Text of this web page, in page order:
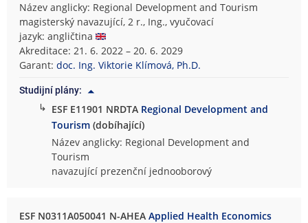
Název anglicky: Regional Development and Tourism
magisterský navazující, 2 r., Ing., vyučovací
jazyk: angličtina
Akreditace: 21. 6. 2022 – 20. 6. 2029
Garant:doc. Ing. Viktorie Klímová, Ph.D.
Studijní plány:
↳ ESF E11901 NRDTA Regional Development and
Tourism (dobíhající)
Název anglicky: Regional Development and
Tourism
navazující prezenční jednooborový
ESF N0311A050041 N-AHEAApplied Health Economics